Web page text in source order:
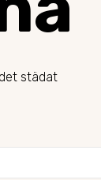
städat